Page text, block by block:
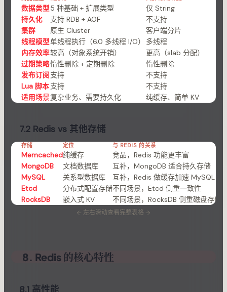
35 $ redis-cli ZREVRANGE leaderboard 0 -1
36 1) "Charlie"
37 2) "99"
38 3) "Alice"
39 4) "95"
40 5) "Bob"
41 6) "87"
数据类型5 种基础 + 扩展类型
仅 String
持久化
支持 RDB + AOF
不支持
集群
原生 Cluster
客户端分片
线程模型单线程执行（6.0 多线程 I/O）
多线程
内存效率较高（对象系统开销）
更高（slab 分配）
过期策略惰性删除 + 定期删除
惰性删除
发布订阅支持
不支持
Lua 脚本支持
不支持
适用场景复杂业务、需要持久化 纯缓存、简单 KV
7.2 Redis vs 其他存储
存储 定位 与 REDIS 的关系
Memcached纯缓存
竞品，Redis 功能更丰富
MongoDB
文档数据库
互补，MongoDB 适合持久存储
MySQL
关系型数据库
互补，Redis 做缓存加速 MySQL
Etcd
分布式配置存储不同场景，Etcd 侧重一致性
RocksDB
嵌入式 KV 不同场景，RocksDB 侧重磁盘存储
← 左右滑动查看完整表格 →
8. Redis 的核心特性
8.1 高性能